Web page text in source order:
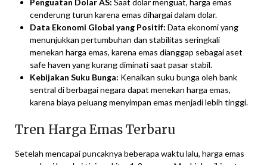
Penguatan Dolar AS: Saat dolar menguat, harga emas
cenderung turun karena emas dihargai dalam dolar.
Data Ekonomi Global yang Positif: Data ekonomi yang
menunjukkan pertumbuhan dan stabilitas seringkali
menekan harga emas, karena emas dianggap sebagai aset
safe haven yang kurang diminati saat pasar stabil.
Kebijakan Suku Bunga: Kenaikan suku bunga oleh bank
sentral di berbagai negara dapat menekan harga emas,
karena biaya peluang menyimpan emas menjadi lebih tinggi.
Tren Harga Emas Terbaru
Setelah mencapai puncaknya beberapa waktu lalu, harga emas